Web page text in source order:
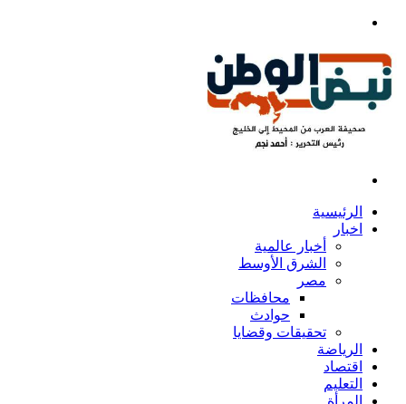
بحث
القائمة
الرئيسية
اخبار
أخبار عالمية
الشرق الأوسط
مصر
محافظات
حوادث
تحقيقات وقضايا
الرياضة
اقتصاد
التعليم
المرأة